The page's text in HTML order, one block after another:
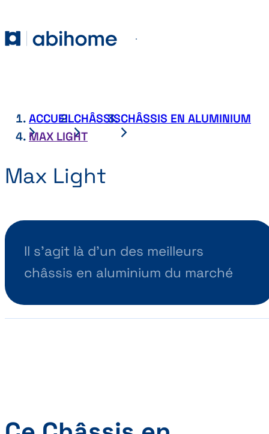
Abihome
ACCUEILCHÂSSISCHÂSSIS EN ALUMINIUM
MAX LIGHT
Max Light
Il s'agit là d'un des meilleurs
châssis en aluminium du marché